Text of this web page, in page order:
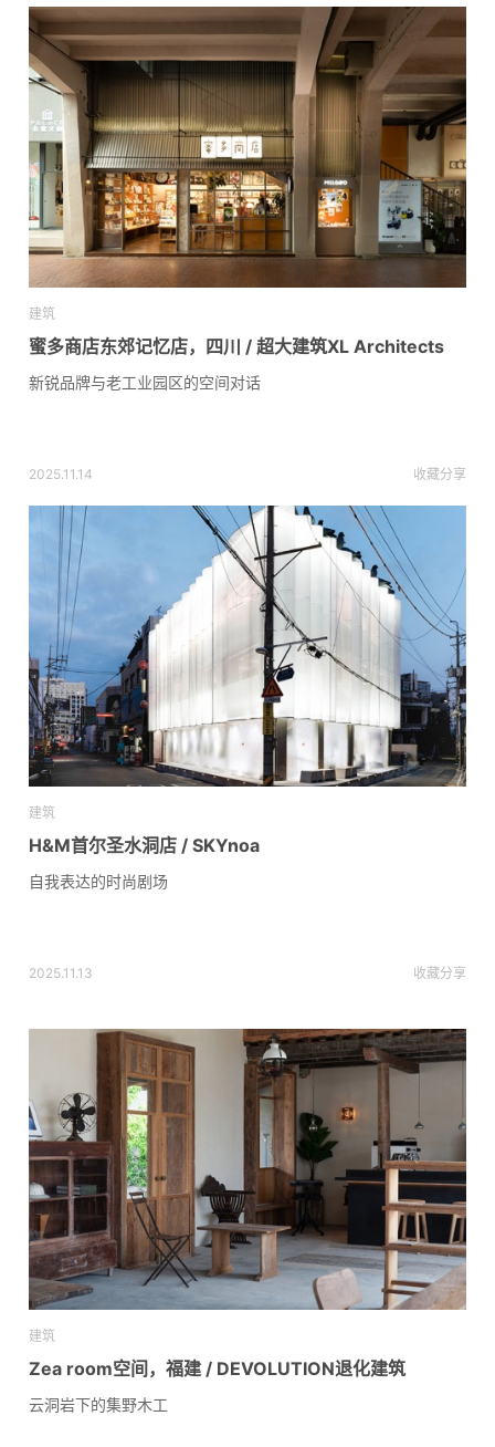
建筑
蜜多商店东郊记忆店，四川 / 超大建筑XL Architects
新锐品牌与老工业园区的空间对话
2025.11.14 收藏分享
建筑
H&M首尔圣水洞店 / SKYnoa
自我表达的时尚剧场
2025.11.13 收藏分享
建筑
Zea room空间，福建 / DEVOLUTION退化建筑
云洞岩下的集野木工